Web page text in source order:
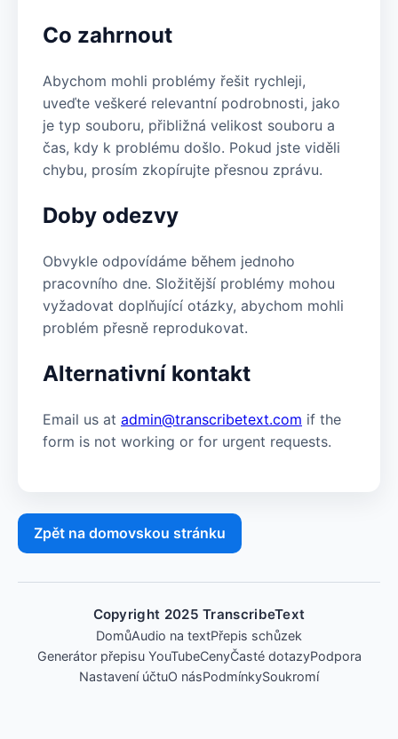
Co zahrnout
Abychom mohli problémy řešit rychleji,
uveďte veškeré relevantní podrobnosti, jako
je typ souboru, přibližná velikost souboru a
čas, kdy k problému došlo. Pokud jste viděli
chybu, prosím zkopírujte přesnou zprávu.
Doby odezvy
Obvykle odpovídáme během jednoho
pracovního dne. Složitější problémy mohou
vyžadovat doplňující otázky, abychom mohli
problém přesně reprodukovat.
Alternativní kontakt
Email us at admin@transcribetext.com if the
form is not working or for urgent requests.
Zpět na domovskou stránku
Copyright 2025 TranscribeText
DomůAudio na textPřepis schůzek
Generátor přepisu YouTubeCenyČasté dotazyPodpora
Nastavení účtuO násPodmínkySoukromí